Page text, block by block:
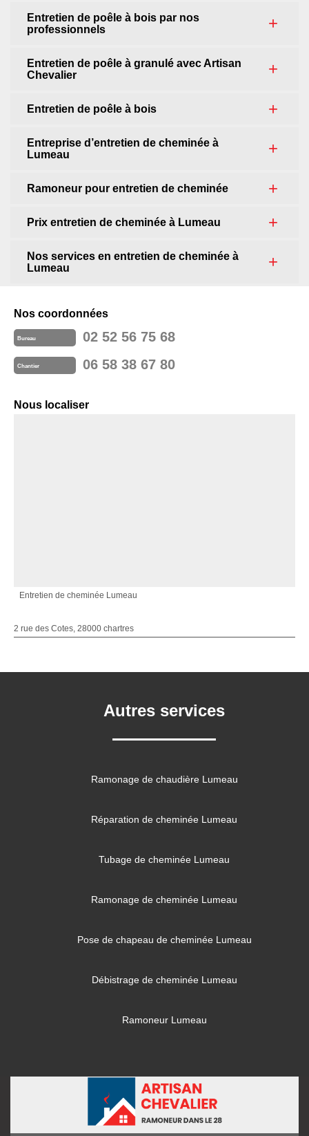
Entretien de poêle à bois par nos
professionnels
Entretien de poêle à granulé avec Artisan
Chevalier
Entretien de poêle à bois
Entreprise d’entretien de cheminée à
Lumeau
Ramoneur pour entretien de cheminée
Prix entretien de cheminée à Lumeau
Nos services en entretien de cheminée à
Lumeau
Nos coordonnées
Bureau 02 52 56 75 68
Chantier 06 58 38 67 80
Nous localiser
Entretien de cheminée Lumeau
2 rue des Cotes, 28000 chartres
Autres services
Ramonage de chaudière Lumeau
Réparation de cheminée Lumeau
Tubage de cheminée Lumeau
Ramonage de cheminée Lumeau
Pose de chapeau de cheminée Lumeau
Débistrage de cheminée Lumeau
Ramoneur Lumeau